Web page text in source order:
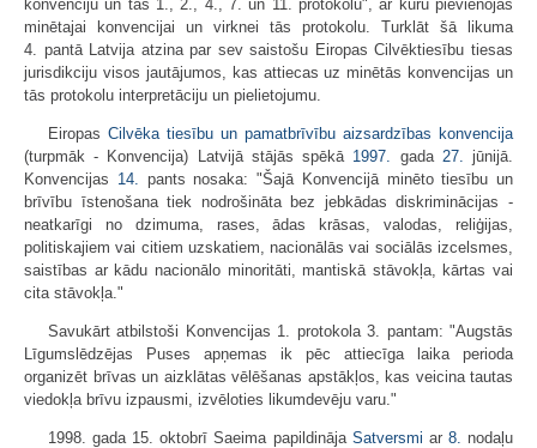
konvenciju un tās 1., 2., 4., 7. un 11. protokolu", ar kuru pievienojās
minētajai konvencijai un virknei tās protokolu. Turklāt šā likuma
4. pantā Latvija atzina par sev saistošu Eiropas Cilvēktiesību tiesas
jurisdikciju visos jautājumos, kas attiecas uz minētās konvencijas un
tās protokolu interpretāciju un pielietojumu.
Eiropas Cilvēka tiesību un pamatbrīvību aizsardzības konvencija
(turpmāk - Konvencija) Latvijā stājās spēkā 1997. gada 27. jūnijā.
Konvencijas 14. pants nosaka: "Šajā Konvencijā minēto tiesību un
brīvību īstenošana tiek nodrošināta bez jebkādas diskriminācijas -
neatkarīgi no dzimuma, rases, ādas krāsas, valodas, reliģijas,
politiskajiem vai citiem uzskatiem, nacionālās vai sociālās izcelsmes,
saistības ar kādu nacionālo minoritāti, mantiskā stāvokļa, kārtas vai
cita stāvokļa."
Savukārt atbilstoši Konvencijas 1. protokola 3. pantam: "Augstās
Līgumslēdzējas Puses apņemas ik pēc attiecīga laika perioda
organizēt brīvas un aizklātas vēlēšanas apstākļos, kas veicina tautas
viedokļa brīvu izpausmi, izvēloties likumdevēju varu."
1998. gada 15. oktobrī Saeima papildināja Satversmi ar 8. nodaļu